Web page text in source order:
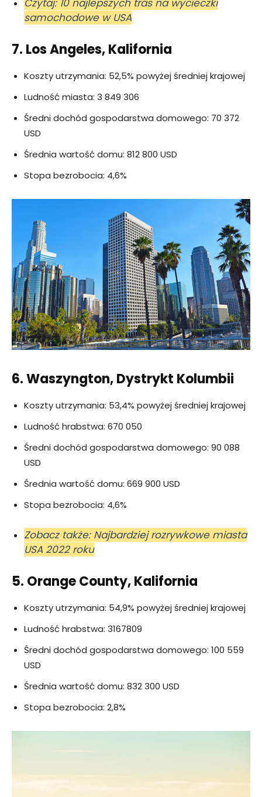
Czytaj: 10 najlepszych tras na wycieczki
samochodowe w USA
7. Los Angeles, Kalifornia
Koszty utrzymania: 52,5% powyżej średniej krajowej
Ludność miasta: 3 849 306
Średni dochód gospodarstwa domowego: 70 372
USD
Średnia wartość domu: 812 800 USD
Stopa bezrobocia: 4,6%
6. Waszyngton, Dystrykt Kolumbii
Koszty utrzymania: 53,4% powyżej średniej krajowej
Ludność hrabstwa: 670 050
Średni dochód gospodarstwa domowego: 90 088
USD
Średnia wartość domu: 669 900 USD
Stopa bezrobocia: 4,6%
Zobacz także: Najbardziej rozrywkowe miasta
USA 2022 roku
5. Orange County, Kalifornia
Koszty utrzymania: 54,9% powyżej średniej krajowej
Ludność hrabstwa: 3167809
Średni dochód gospodarstwa domowego: 100 559
USD
Średnia wartość domu: 832 300 USD
Stopa bezrobocia: 2,8%